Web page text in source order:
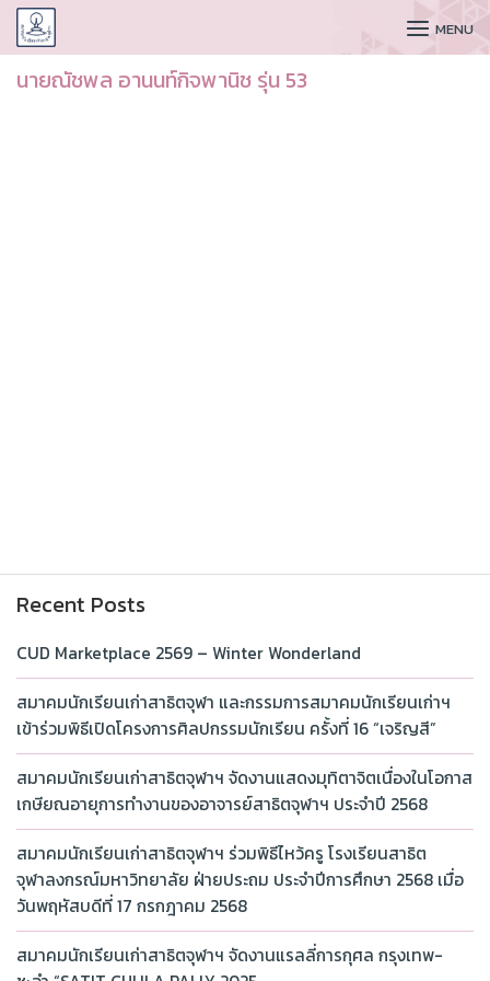
CUDAA MENU
นายณัชพล อานนท์กิจพานิช รุ่น 53
Recent Posts
CUD Marketplace 2569 – Winter Wonderland
สมาคมนักเรียนเก่าสาธิตจุฬา และกรรมการสมาคมนักเรียนเก่าฯ
เข้าร่วมพิธีเปิดโครงการศิลปกรรมนักเรียน ครั้งที่ 16 “เจริญสี”
สมาคมนักเรียนเก่าสาธิตจุฬาฯ จัดงานแสดงมุทิตาจิตเนื่องในโอกาส
เกษียณอายุการทำงานของอาจารย์สาธิตจุฬาฯ ประจำปี 2568
สมาคมนักเรียนเก่าสาธิตจุฬาฯ ร่วมพิธีไหว้ครู โรงเรียนสาธิต
จุฬาลงกรณ์มหาวิทยาลัย ฝ่ายประถม ประจำปีการศึกษา 2568 เมื่อ
วันพฤหัสบดีที่ 17 กรกฎาคม 2568
สมาคมนักเรียนเก่าสาธิตจุฬาฯ จัดงานแรลลี่การกุศล กรุงเทพ-